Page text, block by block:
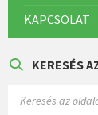
KAPCSOLAT
KERESÉS